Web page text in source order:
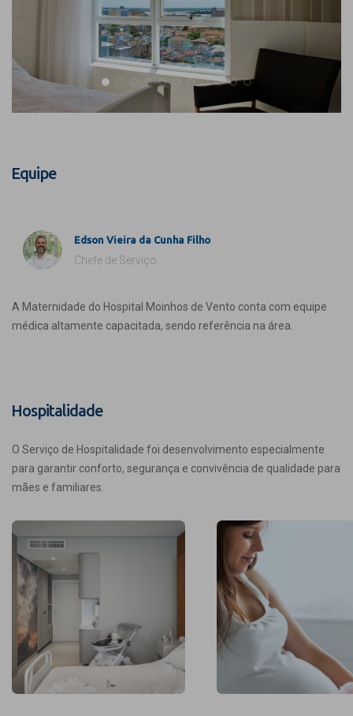
Equipe
Edson Vieira da Cunha Filho
Chefe de Serviço
A Maternidade do Hospital Moinhos de Vento conta com equipe
médica altamente capacitada, sendo referência na área.
Hospitalidade
O Serviço de Hospitalidade foi desenvolvimento especialmente
para garantir conforto, segurança e convivência de qualidade para
mães e familiares.